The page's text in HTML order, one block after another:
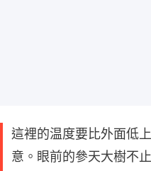
這裡的温度要比外面低
意。眼前的參天大樹不